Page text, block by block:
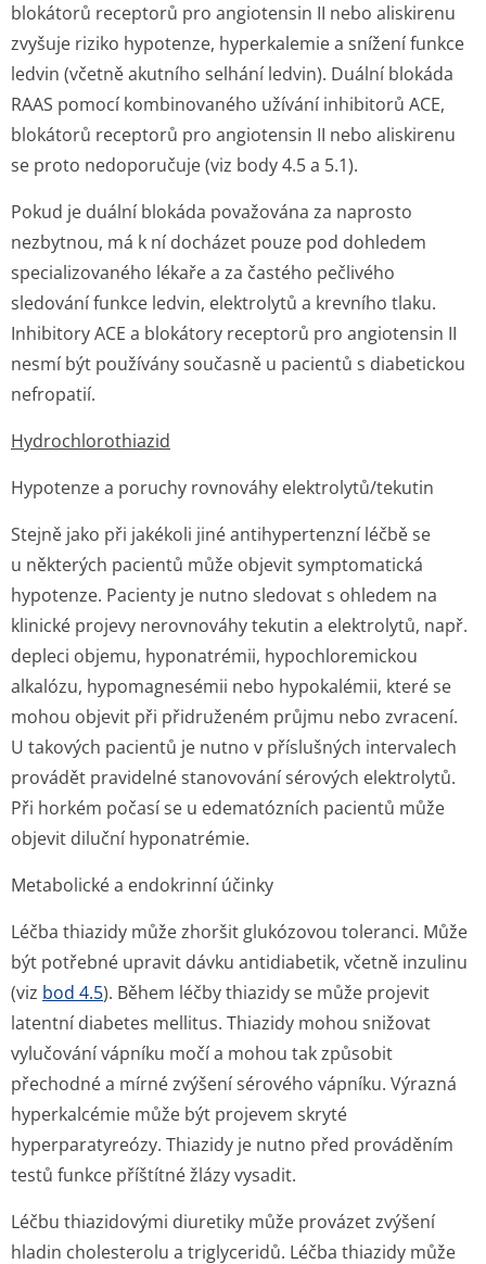
blokátorů receptorů pro angiotensin II nebo aliskirenu
zvyšuje riziko hypotenze, hyperkalemie a snížení funkce
ledvin (včetně akutního selhání ledvin). Duální blokáda
RAAS pomocí kombinovaného užívání inhibitorů ACE,
blokátorů receptorů pro angiotensin II nebo aliskirenu
se proto nedoporučuje (viz body 4.5 a 5.1).
Pokud je duální blokáda považována za naprosto
nezbytnou, má k ní docházet pouze pod dohledem
specializovaného lékaře a za častého pečlivého
sledování funkce ledvin, elektrolytů a krevního tlaku.
Inhibitory ACE a blokátory receptorů pro angiotensin II
nesmí být používány současně u pacientů s diabetickou
nefropatií.
Hydrochlorothi­azid
Hypotenze a poruchy rovnováhy elektrolytů/te­kutin
Stejně jako při jakékoli jiné antihypertenzní léčbě se
u některých pacientů může objevit symptomatická
hypotenze. Pacienty je nutno sledovat s ohledem na
klinické projevy nerovnováhy tekutin a elektrolytů, např.
depleci objemu, hyponatrémii, hypochloremickou
alkalózu, hypomagnesémii nebo hypokalémii, které se
mohou objevit při přidruženém průjmu nebo zvracení.
U takových pacientů je nutno v příslušných intervalech
provádět pravidelné stanovování sérových elektrolytů.
Při horkém počasí se u edematózních pacientů může
objevit diluční hyponatrémie.
Metabolické a endokrinní účinky
Léčba thiazidy může zhoršit glukózovou toleranci. Může
být potřebné upravit dávku antidiabetik, včetně inzulinu
(viz bod 4.5). Během léčby thiazidy se může projevit
latentní diabetes mellitus. Thiazidy mohou snižovat
vylučování vápníku močí a mohou tak způsobit
přechodné a mírné zvýšení sérového vápníku. Výrazná
hyperkalcémie může být projevem skryté
hyperparatyreózy. Thiazidy je nutno před prováděním
testů funkce příštítné žlázy vysadit.
Léčbu thiazidovými diuretiky může provázet zvýšení
hladin cholesterolu a triglyceridů. Léčba thiazidy může